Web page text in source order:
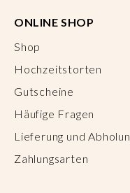
ONLINE SHOP
Shop
Hochzeitstorten
Gutscheine
Häufige Fragen
Lieferung und
Zahlungsarten